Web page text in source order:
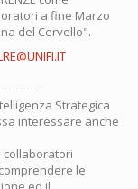
a fine Marzo
del Cervello".
Strategica
interessare anche
collaboratori
le